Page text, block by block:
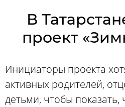
В
проект
Инициаторы проекта
активных родителей,
детьми, чтобы показать,